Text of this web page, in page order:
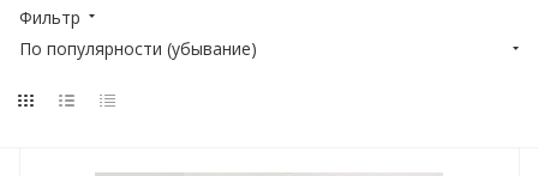
Фильтр
По популярности (убывание)